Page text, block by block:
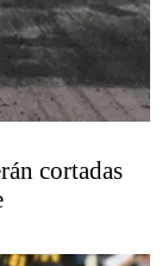
cortadas